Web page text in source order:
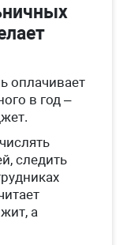
оплачивает
в год –
следить
а